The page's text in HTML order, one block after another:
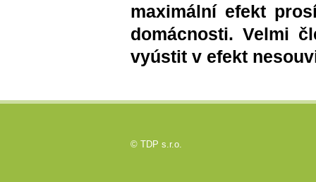
maximální efekt
domácnosti. Velmi
vyústit v efekt
© TDP s.r.o.